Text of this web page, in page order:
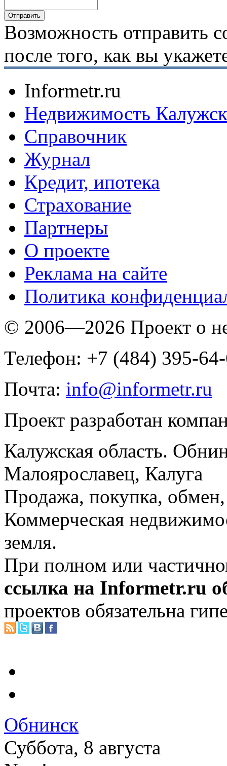
Возможность отправить
после того, как вы
Informetr.ru
Недвижимость
Справочник
Журнал
Кредит, ипотека
Страхование
Партнеры
O проекте
Реклама на сайте
Политика
© 2006—2026 Проект о
Телефон: +7 (484) 395-
Почта: info@informetr.ru
Проект разработан
Калужская область.
Малоярославец, Калуга
Продажа, покупка, обмен,
Коммерческая
земля.
При полном или
ссылка на Informetr.ru
проектов обязательна
Обнинск
Суббота, 8 августа